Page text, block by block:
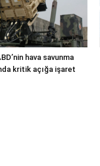
hava savunma
kritik açığa işaret